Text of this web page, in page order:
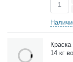
14 кг